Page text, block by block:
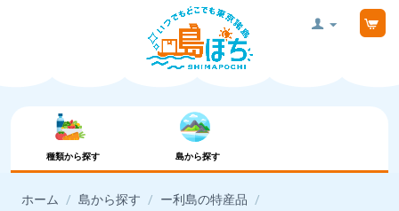
種類から探す 島から探す
ホーム / 島から探す / ー利島の特産品
/